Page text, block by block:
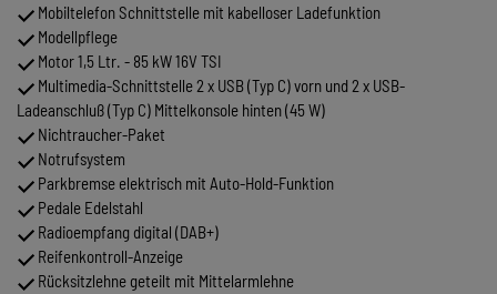
Mobiltelefon Schnittstelle mit kabelloser Ladefunktion
Modellpflege
Motor 1,5 Ltr. - 85 kW 16V TSI
Multimedia-Schnittstelle 2 x USB (Typ C) vorn und 2 x USB-
Ladeanschluß (Typ C) Mittelkonsole hinten (45 W)
Nichtraucher-Paket
Notrufsystem
Parkbremse elektrisch mit Auto-Hold-Funktion
Pedale Edelstahl
Radioempfang digital (DAB+)
Reifenkontroll-Anzeige
Rücksitzlehne geteilt mit Mittelarmlehne